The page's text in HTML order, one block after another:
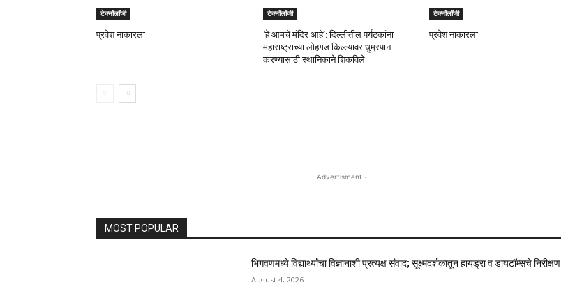
टेक्नॉलॉजी
प्रवेश नाकारला
टेक्नॉलॉजी
‘हे आमचे मंदिर आहे’: दिल्लीतील पर्यटकांना
महाराष्ट्राच्या लोहगड किल्ल्यावर धुम्रपान
करण्यासाठी स्थानिकाने शिकविले
टेक्नॉलॉजी
प्रवेश नाकारला
- Advertisment -
MOST POPULAR
भिगवणमध्ये विद्यार्थ्यांचा विज्ञानाशी प्रत्यक्ष संवाद; सूक्ष्मदर्शकातून हायड्रा व डायटॉम्सचे निरीक्षण
August 4, 2026